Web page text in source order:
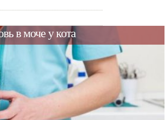
в моче у кота